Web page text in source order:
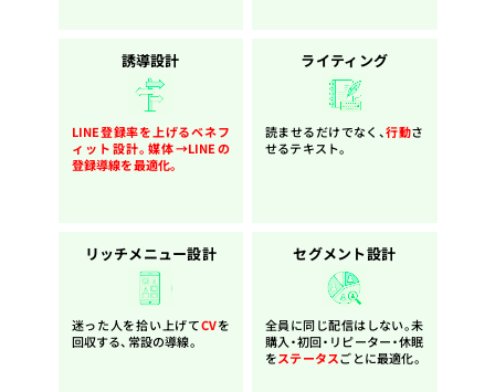
誘導設計
LINE登録率を上げるベネフ
ィット設計。媒体→LINEの
登録導線を最適化。
ライティング
読ませるだけでなく、行動さ
せるテキスト。
リッチメニュー設計
迷った人を拾い上げてCVを
回収する、常設の導線。
セグメント設計
全員に同じ配信はしない。未
購入・初回・リピーター・休眠
をステータスごとに最適化。